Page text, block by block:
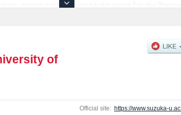
mencakup informasi per fakultas seperti Fakultas
of
Official site: https://www.suzuka-